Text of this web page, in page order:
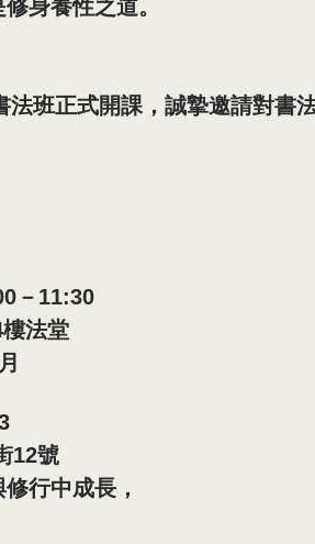
身養性之道。
法班正式開課，誠摯邀請對書
－11:30
法堂
12號
行中成長，